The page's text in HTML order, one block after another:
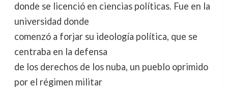
donde se licenció en ciencias políticas. Fue en la
universidad donde
comenzó a forjar su ideología política, que se
centraba en la defensa
de los derechos de los nuba, un pueblo oprimido
por el régimen militar